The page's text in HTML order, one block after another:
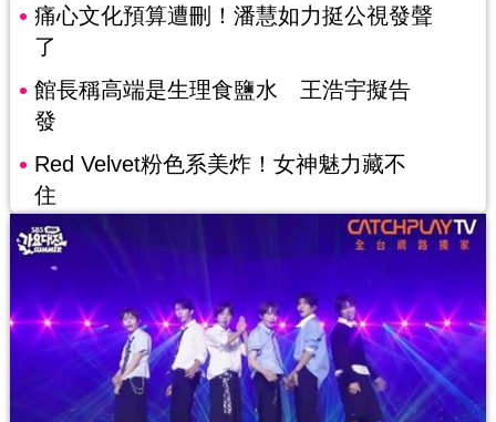
痛心文化預算遭刪！潘慧如力挺公視發聲
了
館長稱高端是生理食鹽水 王浩宇擬告
發
Red Velvet粉色系美炸！女神魅力藏不
住